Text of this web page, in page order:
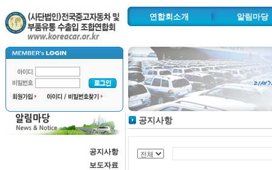
연합회소개
연혁 및 주요사업
추진사업
조직도
협력기관
자동차수출물류단지
알림마당
보도자료
시도조합안
공지사항
보도자료
공지사항